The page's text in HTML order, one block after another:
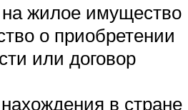
жилое имущество
о приобретении
или договор
в стране